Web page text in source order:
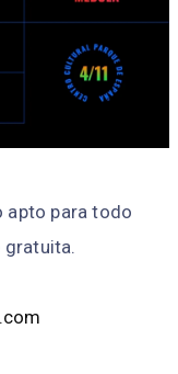
apto para todo
gratuita.